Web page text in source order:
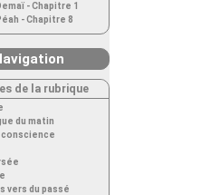
- Chapitre 1
- Chapitre 8
de la rubrique
du matin
conscience
vers du passé